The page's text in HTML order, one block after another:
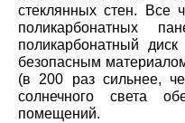
стеклянных стен. Все
поликарбонатных
поликарбонатный
безопасным
(в 200 раз сильнее,
солнечного света
помещений.